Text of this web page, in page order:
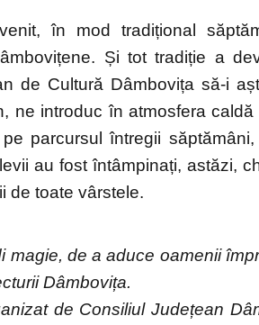
în mod tradițional
Și tot tradiție a
de Cultură Dâmbovița să-i
ne introduc în atmosfera caldă
parcursul întregii
au fost întâmpinați, astăzi,
de toate vârstele.
magie, de a aduce oamenii
Dâmbovița.
de Consiliul Județean